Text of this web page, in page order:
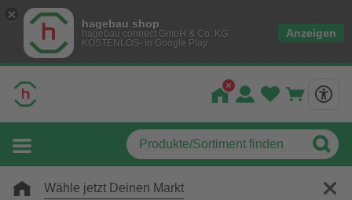
hagebau shop
hagebau connect GmbH & Co. KG
KOSTENLOS- In Google Play
Anzeigen
Wähle jetzt Deinen Markt